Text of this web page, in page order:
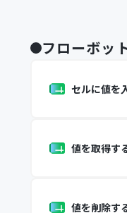
フローボッ
セルに値を
値を取得す
値を削除す